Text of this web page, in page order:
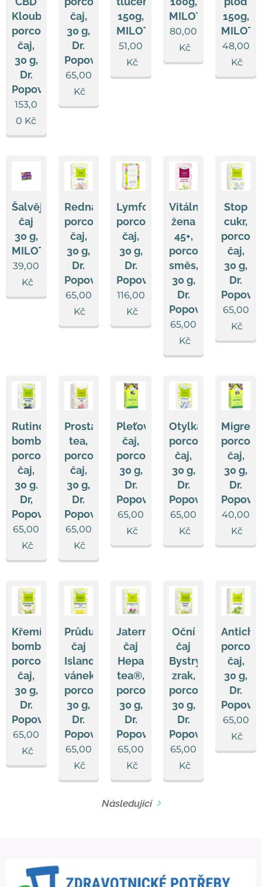
Klouby,
porcovaný
čaj,
30 g,
Dr.
Popov
153,0
0 Kč
čaj,
30 g,
Dr.
Popov
65,00
Kč
150g,
MILOTA
51,00
Kč
MILOTA
80,00
Kč
150g,
MILOTA
48,00
Kč
Šalvěj
čaj
30 g,
MILOTA
39,00
Kč
Rednal,
porcovaný
čaj,
30 g,
Dr.
Popov
65,00
Kč
Lymfodren,
porcovaný
čaj,
30 g,
Dr.
Popov
116,00
Kč
Vitální
žena
45+,
porcovaná
směs,
30 g,
Dr.
Popov
65,00
Kč
Stop
cukr,
čaj,
30 g,
Dr.
Popov
65,00
Kč
Rutinová
bomba,
porcovaný
čaj,
30 g.
Dr,
Popov
65,00
Kč
Prostat
tea,
porcovaný
čaj,
30 g,
Dr.
Popov
65,00
Kč
Pleťový
čaj,
porcovaný,
30 g,
Dr.
Popov
65,00
Kč
Otylka®,
porcovaný
čaj,
30 g,
Dr.
Popov
65,00
Kč
čaj,
30 g,
Dr.
Popov
40,00
Kč
Křemíková
bomba®,
porcovaný
čaj,
30 g,
Dr.
Popov
65,00
Kč
Průduškový
čaj
Islandský
vánek®,
porcovaný,
30 g,
Dr.
Popov
65,00
Kč
Jaterní
čaj
Hepa
tea®,
porcovaný,
30 g,
Dr.
Popov
65,00
Kč
Oční
čaj
Bystrý
zrak,
porcovaný,
30 g,
Dr.
Popov
65,00
Kč
čaj,
30 g,
Dr.
Popov
65,00
Kč
Následující